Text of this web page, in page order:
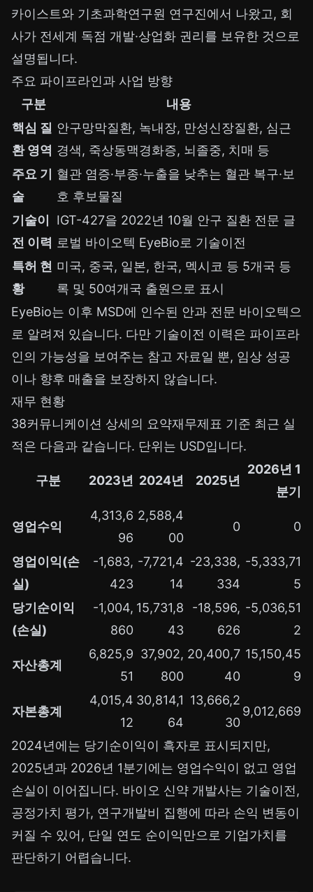
카이스트와 기초과학연구원 연구진에서 나왔고, 회
사가 전세계 독점 개발·상업화 권리를 보유한 것으로
설명됩니다.
주요 파이프라인과 사업 방향
구분
내용
핵심 질
환 영역
안구망막질환, 녹내장, 만성신장질환, 심근
경색, 죽상동맥경화증, 뇌졸중, 치매 등
주요 기
술
혈관 염증·부종·누출을 낮추는 혈관 복구·보
호 후보물질
기술이
전 이력
IGT-427을 2022년 10월 안구 질환 전문 글
로벌 바이오텍 EyeBio로 기술이전
특허 현
황
미국, 중국, 일본, 한국, 멕시코 등 5개국 등
록 및 50여개국 출원으로 표시
EyeBio는 이후 MSD에 인수된 안과 전문 바이오텍으
로 알려져 있습니다. 다만 기술이전 이력은 파이프라
인의 가능성을 보여주는 참고 자료일 뿐, 임상 성공
이나 향후 매출을 보장하지 않습니다.
재무 현황
38커뮤니케이션 상세의 요약재무제표 기준 최근 실
적은 다음과 같습니다. 단위는 USD입니다.
구분 2023년 2024년 2025년
2026년 1
분기
영업수익
4,313,6
96
2,588,4
00
0 0
영업이익(손
실)
-1,683,
423
-7,721,4
14
-23,338,
334
-5,333,71
5
당기순이익
(손실)
-1,004,
860
15,731,8
43
-18,596,
626
-5,036,51
2
자산총계
6,825,9
51
37,902,
800
20,400,7
40
15,150,45
9
자본총계
4,015,4
12
30,814,1
64
13,666,2
30
9,012,669
2024년에는 당기순이익이 흑자로 표시되지만,
2025년과 2026년 1분기에는 영업수익이 없고 영업
손실이 이어집니다. 바이오 신약 개발사는 기술이전,
공정가치 평가, 연구개발비 집행에 따라 손익 변동이
커질 수 있어, 단일 연도 순이익만으로 기업가치를
판단하기 어렵습니다.